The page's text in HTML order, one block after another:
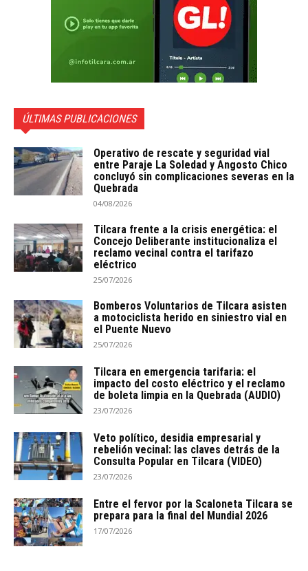
ÚLTIMAS PUBLICACIONES
Operativo de rescate y seguridad vial
entre Paraje La Soledad y Angosto Chico
concluyó sin complicaciones severas en la
Quebrada
04/08/2026
Tilcara frente a la crisis energética: el
Concejo Deliberante institucionaliza el
reclamo vecinal contra el tarifazo
eléctrico
25/07/2026
Bomberos Voluntarios de Tilcara asisten
a motociclista herido en siniestro vial en
el Puente Nuevo
25/07/2026
Tilcara en emergencia tarifaria: el
impacto del costo eléctrico y el reclamo
de boleta limpia en la Quebrada (AUDIO)
23/07/2026
Veto político, desidia empresarial y
rebelión vecinal: las claves detrás de la
Consulta Popular en Tilcara (VIDEO)
23/07/2026
Entre el fervor por la Scaloneta Tilcara se
prepara para la final del Mundial 2026
17/07/2026